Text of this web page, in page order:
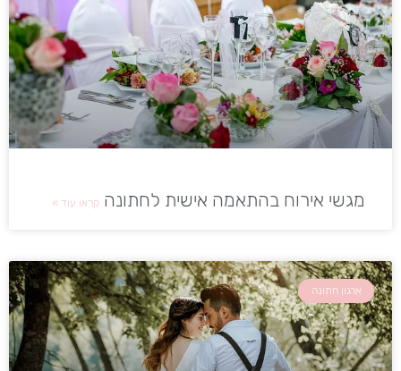
מגשי אירוח בהתאמה אישית לחתונה קראו עוד »
ארגון חתונה